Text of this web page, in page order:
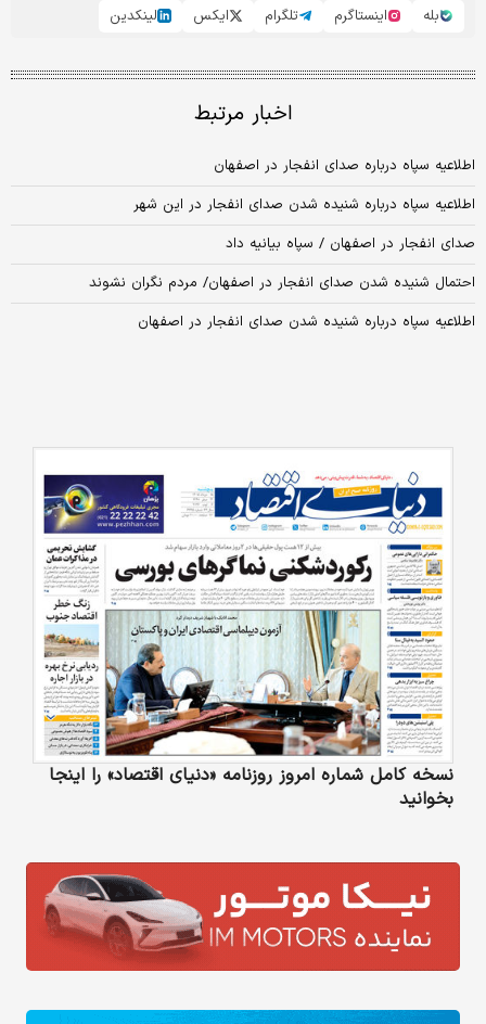
بله
اینستاگرم تلگرام ایکس لینکدین
اخبار مرتبط
اطلاعیه سپاه درباره صدای انفجار در اصفهان
اطلاعیه سپاه درباره شنیده شدن صدای انفجار در این شهر
صدای انفجار در اصفهان / سپاه بیانیه داد
احتمال شنیده شدن صدای انفجار در اصفهان/ مردم نگران نشوند
اطلاعیه سپاه درباره شنیده شدن صدای انفجار در اصفهان
نسخه کامل شماره امروز روزنامه «دنیای‌ اقتصاد» را اینجا
بخوانید